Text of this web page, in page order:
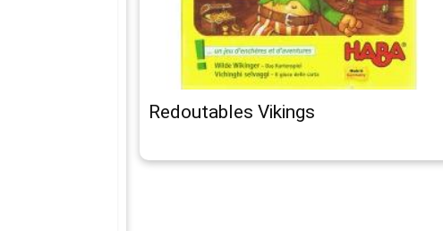
Redoutables Vikings